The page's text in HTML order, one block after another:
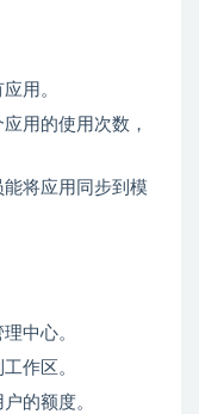
用。
应用的使用次数，
能将应用同步到模
中心。
作区。
的额度。